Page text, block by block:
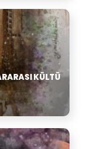
KÜLTÜ